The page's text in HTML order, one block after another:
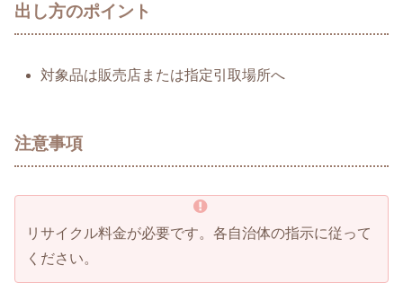
出し方のポイント
対象品は販売店または指定引取場所へ
注意事項
リサイクル料金が必要です。各自治体の指示に従って
ください。